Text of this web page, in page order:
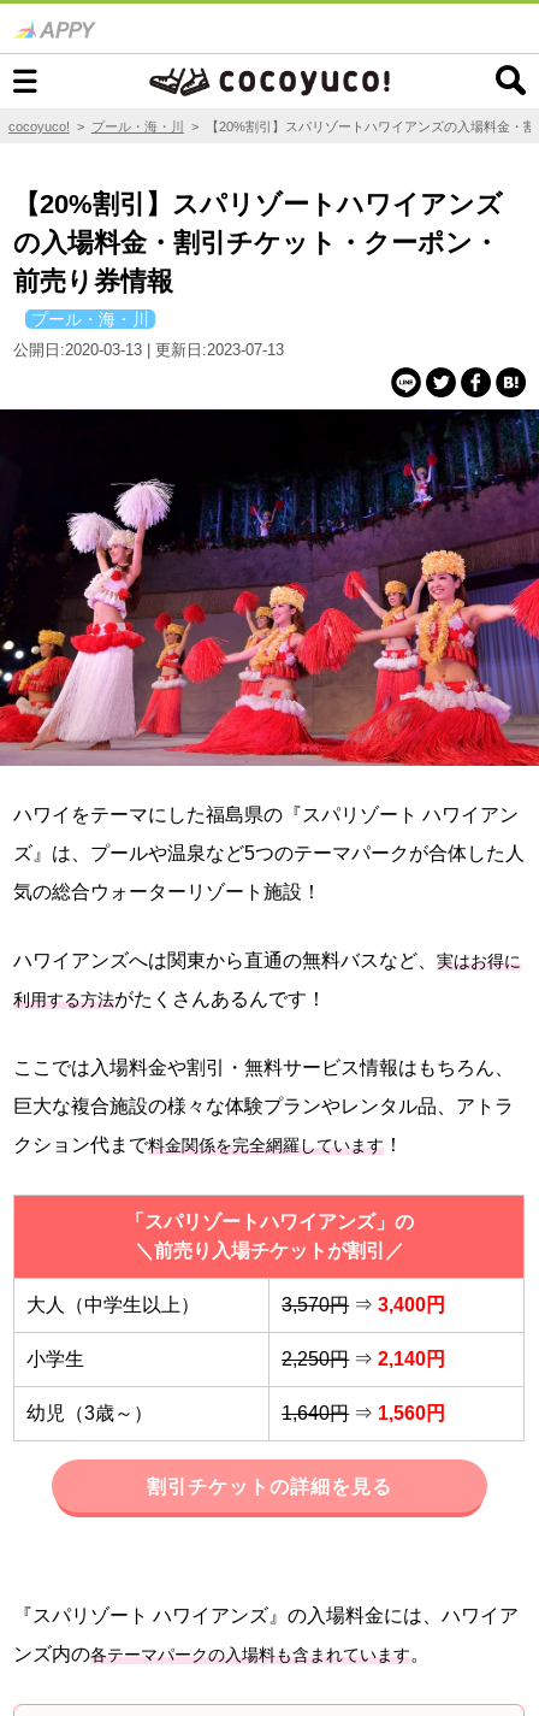
cocoyuco! > プール・海・川 > 【20%割引】スパリゾートハワイアンズの入場料金・
【20%割引】スパリゾートハワイアンズ
の入場料金・割引チケット・クーポン・
前売り券情報
プール・海・川
公開日:2020-03-13 | 更新日:2023-07-13
ハワイをテーマにした福島県の『スパリゾート ハワイアン
ズ』は、プールや温泉など5つのテーマパークが合体した人
気の総合ウォーターリゾート施設！
ハワイアンズへは関東から直通の無料バスなど、実はお得に
利用する方法がたくさんあるんです！
ここでは入場料金や割引・無料サービス情報はもちろん、
巨大な複合施設の様々な体験プランやレンタル品、アトラ
クション代まで料金関係を完全網羅しています ！
「スパリゾートハワイアンズ」の
＼前売り入場チケットが割引／
大人（中学生以上） 3,570円⇒3,400円
小学生 2,250円⇒2,140円
幼児（3歳～） 1,640円⇒ 1,560円
割引チケットの詳細を見る
『スパリゾート ハワイアンズ』の入場料金には、ハワイア
ンズ内の各テーマパークの入場料も含まれています。